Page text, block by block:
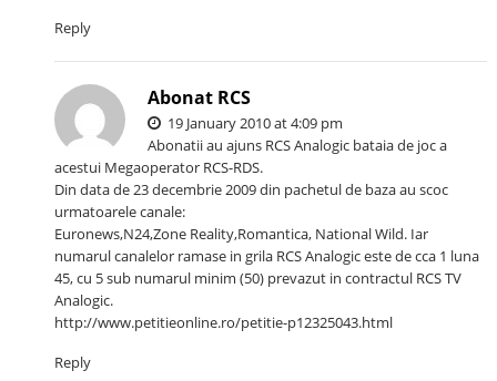
Reply
Abonat RCS
19 January 2010 at 4:09 pm
Abonatii au ajuns RCS Analogic bataia de joc a
acestui Megaoperator RCS-RDS.
Din data de 23 decembrie 2009 din pachetul de baza au scoc
urmatoarele canale:
Euronews,N24,Zone Reality,Romantica, National Wild. Iar
numarul canalelor ramase in grila RCS Analogic este de cca 1 luna
45, cu 5 sub numarul minim (50) prevazut in contractul RCS TV
Analogic.
http://www.petitieonline.ro/petitie-p12325043.html
Reply